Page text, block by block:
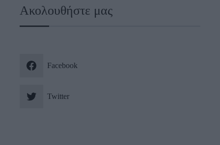
Ακολουθήστε μας
Facebook
Twitter